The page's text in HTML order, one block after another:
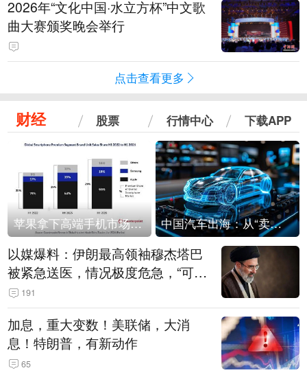
2026年“文化中国·水立方杯”中文歌
曲大赛颁奖晚会举行
点击查看更多
财经 股票 行情中心 下载APP
苹果拿下高端手机市场65%的份额：iPhone 17系列功不可没 中国汽车出海：从“卖出去”到“走进去”
以媒爆料：伊朗最高领袖穆杰塔巴
被紧急送医，情况极度危急，“可能
随时会死去”
191
加息，重大变数！美联储，大消
息！特朗普，有新动作
65